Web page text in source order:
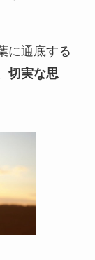
に通底する
切実な思